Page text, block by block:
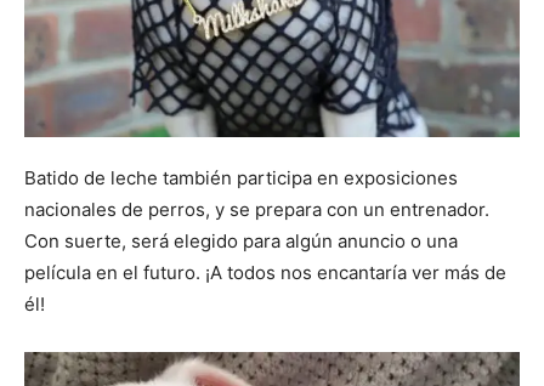
Batido de leche también participa en exposiciones
nacionales de perros, y se prepara con un entrenador.
Con suerte, será elegido para algún anuncio o una
película en el futuro. ¡A todos nos encantaría ver más de
él!